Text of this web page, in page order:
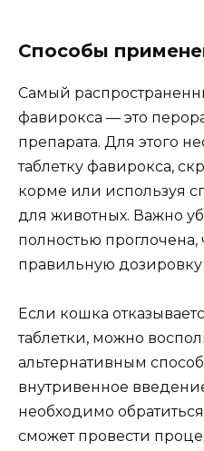
Способы
Самый
фавирокса — это
препарата. Для этого
таблетку фавирокса,
корме или используя
для животных. Важно
полностью проглочена,
правильную дозировку
Если кошка
таблетки, можно
альтернативным
внутривенное
необходимо
сможет провести